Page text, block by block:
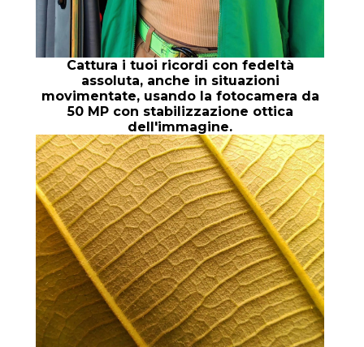
Cattura i tuoi ricordi con fedeltà
assoluta, anche in situazioni
movimentate, usando la fotocamera da
50 MP con stabilizzazione ottica
dell'immagine.